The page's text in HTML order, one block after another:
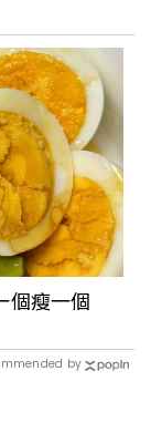
個瘦一個
by